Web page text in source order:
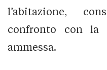
l’abitazione,
confronto con la
ammessa.